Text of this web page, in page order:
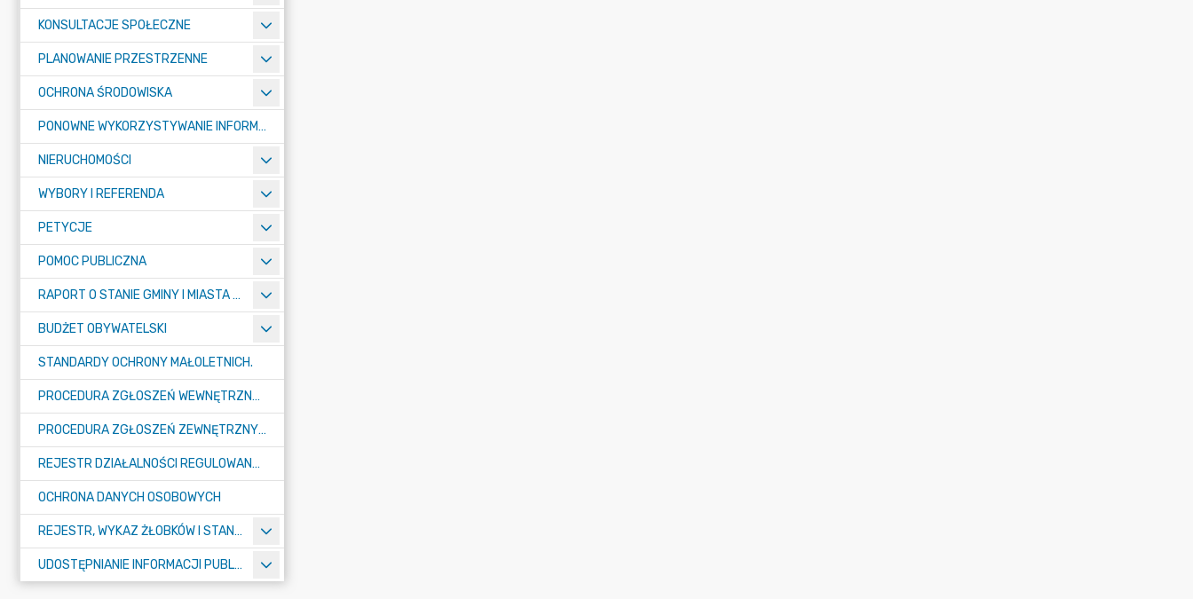
KONSULTACJE SPOŁECZNE
PLANOWANIE PRZESTRZENNE
OCHRONA ŚRODOWISKA
PONOWNE WYKORZYSTYWANIE INFORMACJI SEKTORA PUBLICZNEGO
NIERUCHOMOŚCI
WYBORY I REFERENDA
PETYCJE
POMOC PUBLICZNA
RAPORT O STANIE GMINY I MIASTA TULISZKÓW
BUDŻET OBYWATELSKI
STANDARDY OCHRONY MAŁOLETNICH.
PROCEDURA ZGŁOSZEŃ WEWNĘTRZNYCH W URZĘDZIE GMINY I MIASTA W TULISZKOWIE
PROCEDURA ZGŁOSZEŃ ZEWNĘTRZNYCH
REJESTR DZIAŁALNOŚCI REGULOWANEJ
OCHRONA DANYCH OSOBOWYCH
REJESTR, WYKAZ ŻŁOBKÓW I STANDARDY OPIEKI NAD DZIEĆMI W WIEKU DO LAT 3
UDOSTĘPNIANIE INFORMACJI PUBLICZNEJ